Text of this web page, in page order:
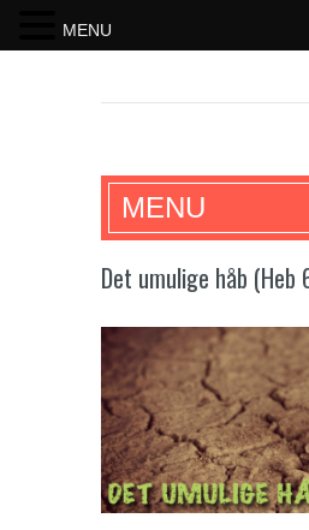
SKRIFTEN
MENU
Det umulige håb (Heb
MENU